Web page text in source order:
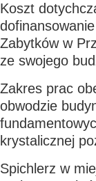
Koszt
Zabytków w
ze swojego
Zakres prac
obwodzie
krystalicznej
Spichlerz w